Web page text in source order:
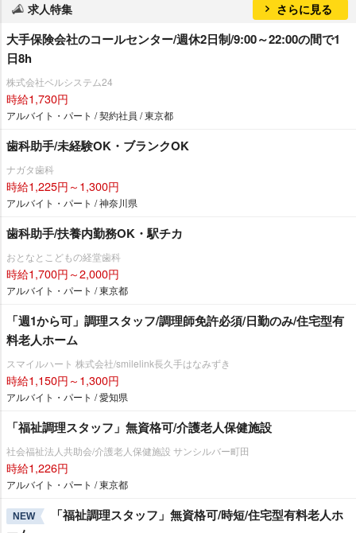
求人特集 さらに見る
大手保険会社のコールセンター/週休2日制/9:00～22:00の間で1
日8h
株式会社ベルシステム24
時給1,730円
アルバイト・パート / 契約社員 / 東京都
歯科助手/未経験OK・ブランクOK
ナガタ歯科
時給1,225円～1,300円
アルバイト・パート / 神奈川県
歯科助手/扶養内勤務OK・駅チカ
おとなとこどもの経堂歯科
時給1,700円～2,000円
アルバイト・パート / 東京都
「週1から可」調理スタッフ/調理師免許必須/日勤のみ/住宅型有
料老人ホーム
スマイルハート 株式会社/smilelink長久手はなみずき
時給1,150円～1,300円
アルバイト・パート / 愛知県
「福祉調理スタッフ」無資格可/介護老人保健施設
社会福祉法人共助会/介護老人保健施設 サンシルバー町田
時給1,226円
アルバイト・パート / 東京都
NEW
「福祉調理スタッフ」無資格可/時短/住宅型有料老人ホ